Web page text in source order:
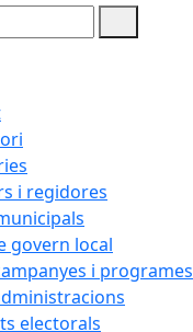
i regidores
govern local
i programes
electorals